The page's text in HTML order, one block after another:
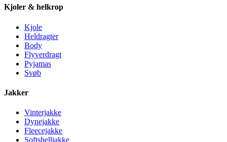
Kjoler & helkrop
Kjole
Heldragter
Body
Flyverdragt
Pyjamas
Svøb
Jakker
Vinterjakke
Dynejakke
Fleecejakke
Softshelljakke